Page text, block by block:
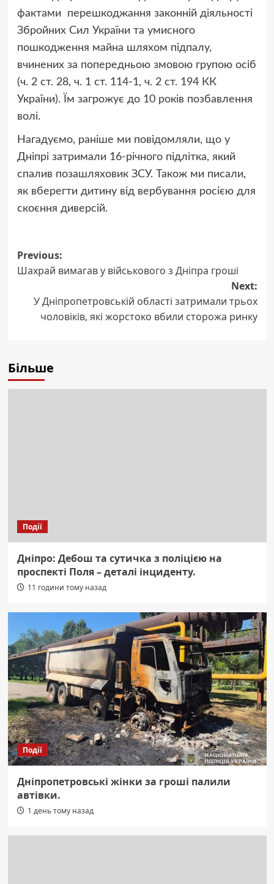
фактами перешкоджання законній діяльності
Збройних Сил України та умисного
пошкодження майна шляхом підпалу,
вчинених за попередньою змовою групою осіб
(ч. 2 ст. 28, ч. 1 ст. 114-1, ч. 2 ст. 194 КК
України). Їм загрожує до 10 років позбавлення
волі.
Нагадуємо, раніше ми повідомляли, що у
Дніпрі затримали 16-річного підлітка, який
спалив позашляховик ЗСУ. Також ми писали,
як вберегти дитину від вербування росією для
скоєння диверсій.
Post
navigation
Previous:
Шахрай вимагав у військового з Дніпра гроші
Next:
У Дніпропетровській області затримали трьох
чоловіків, які жорстоко вбили сторожа ринку
Більше
Події
Дніпро: Дебош та сутичка з поліцією на
проспекті Поля – деталі інциденту.
11 години тому назад
Події
Дніпропетровські жінки за гроші палили
автівки.
1 день тому назад